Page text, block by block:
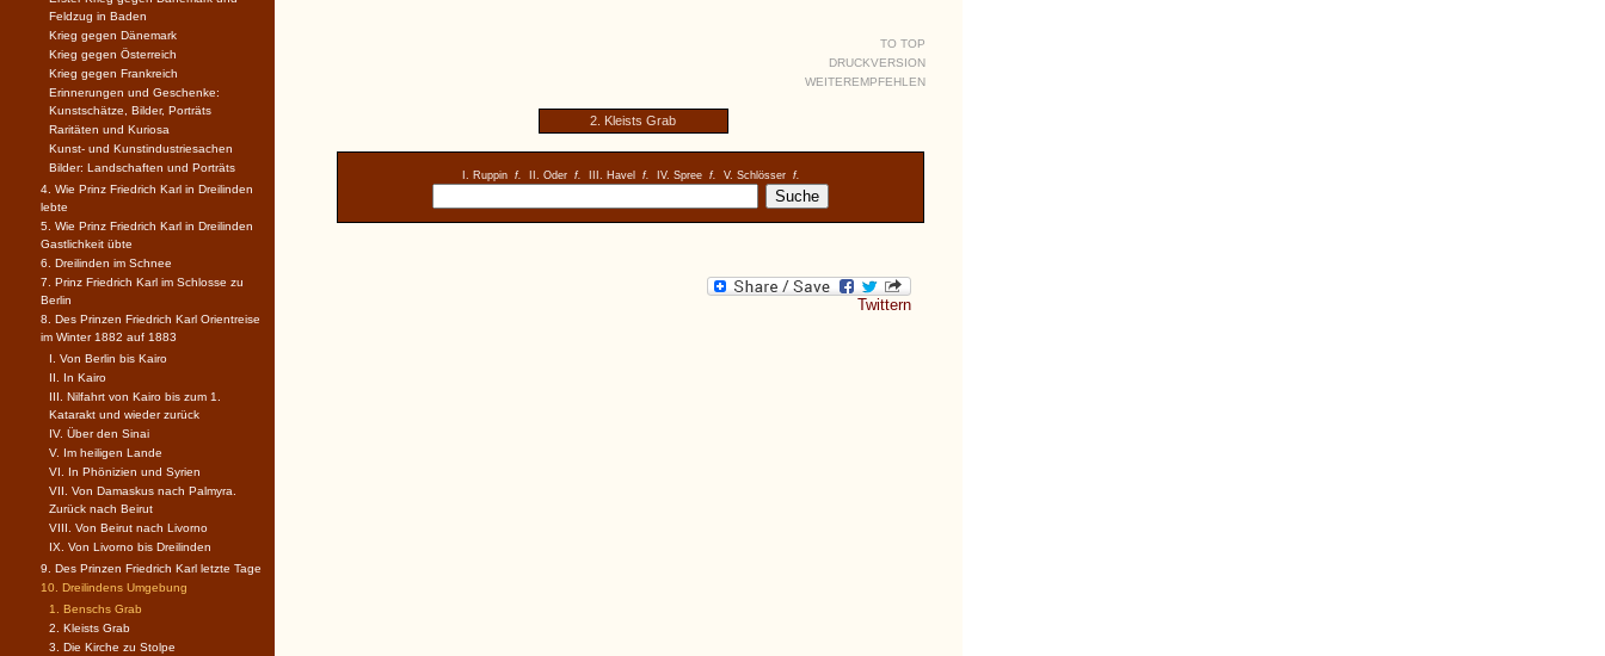
TO TOP
DRUCKVERSION
WEITEREMPFEHLEN
2. Kleists Grab
I. Ruppin f. II. Oder f. III. Havel f. IV. Spree f. V. Schlösser f.
Twittern
Feldzug in Baden
Krieg gegen Dänemark
Krieg gegen Österreich
Krieg gegen Frankreich
Erinnerungen und Geschenke:
Kunstschätze, Bilder, Porträts
Raritäten und Kuriosa
Kunst- und Kunstindustriesachen
Bilder: Landschaften und Porträts
4. Wie Prinz Friedrich Karl in Dreilinden
lebte
5. Wie Prinz Friedrich Karl in Dreilinden
Gastlichkeit übte
6. Dreilinden im Schnee
7. Prinz Friedrich Karl im Schlosse zu
Berlin
8. Des Prinzen Friedrich Karl Orientreise
im Winter 1882 auf 1883
I. Von Berlin bis Kairo
II. In Kairo
III. Nilfahrt von Kairo bis zum 1.
Katarakt und wieder zurück
IV. Über den Sinai
V. Im heiligen Lande
VI. In Phönizien und Syrien
VII. Von Damaskus nach Palmyra.
Zurück nach Beirut
VIII. Von Beirut nach Livorno
IX. Von Livorno bis Dreilinden
9. Des Prinzen Friedrich Karl letzte Tage
10. Dreilindens Umgebung
1. Benschs Grab
2. Kleists Grab
3. Die Kirche zu Stolpe